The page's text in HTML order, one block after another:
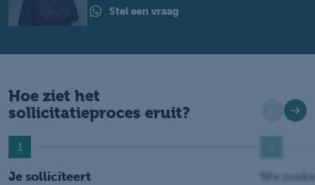
Stel een vraag
Hoe ziet het
sollicitatieproces eruit?
1
Je solliciteert We